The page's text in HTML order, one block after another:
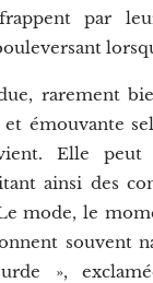
par
rarement
émouvante
Elle peut
ainsi des
mode, le
souvent
»,